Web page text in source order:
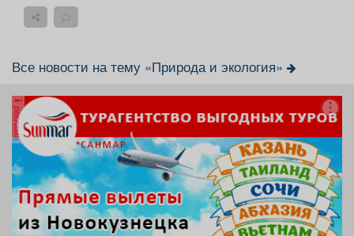
Все новости на тему «Природа и экология»
реклама